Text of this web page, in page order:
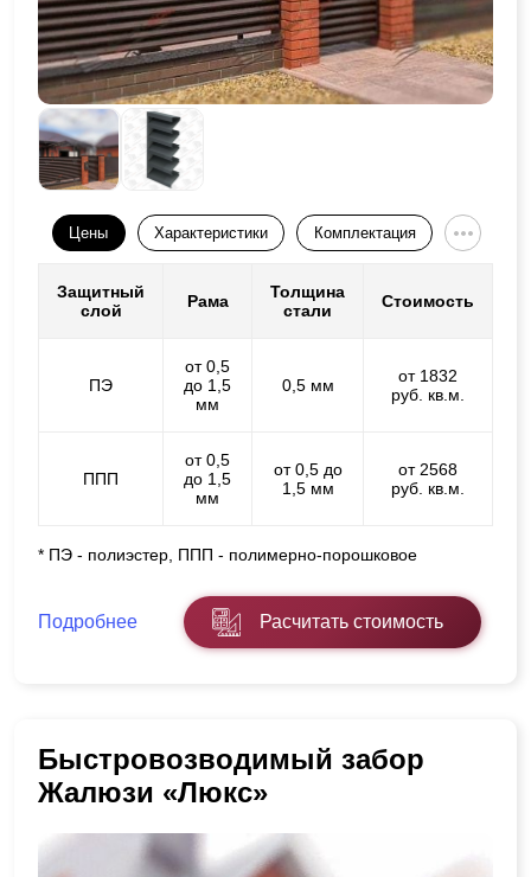
Цены Характеристики Комплектация
Защитный
слой
Рама
Толщина
стали
Стоимость
ПЭ
от 0,5
до 1,5
мм
0,5 мм
от 1832
руб. кв.м.
ППП
от 0,5
до 1,5
мм
от 0,5 до
1,5 мм
от 2568
руб. кв.м.
* ПЭ - полиэстер, ППП - полимерно-порошковое
Подробнее Расчитать стоимость
Быстровозводимый забор
Жалюзи «Люкс»